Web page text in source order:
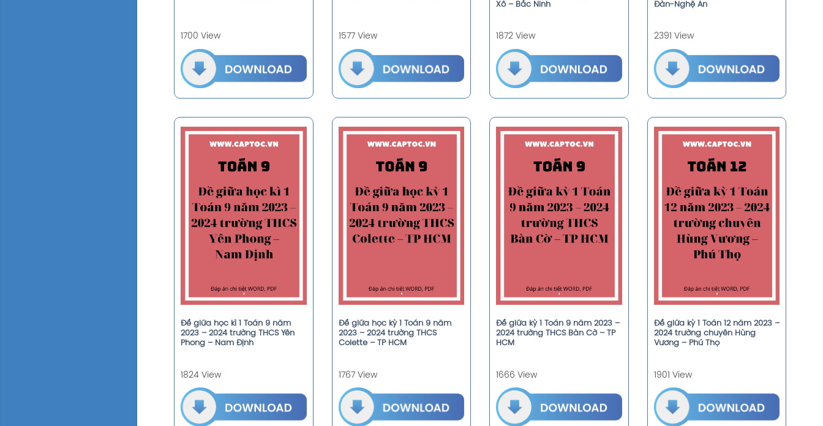
1700 View 1577 View
Xô – Bắc Ninh
1872 View
Đàn-Nghệ An
2391 View
Đề giữa học kì 1 Toán 9 năm
2023 – 2024 trường THCS Yên
Phong – Nam Định
1824 View
Đề giữa học kỳ 1 Toán 9 năm
2023 – 2024 trường THCS
Colette – TP HCM
1767 View
Đề giữa kỳ 1 Toán 9 năm 2023 –
2024 trường THCS Bàn Cờ – TP
HCM
1666 View
Đề giữa kỳ 1 Toán 12 năm 2023 –
2024 trường chuyên Hùng
Vương – Phú Thọ
1901 View